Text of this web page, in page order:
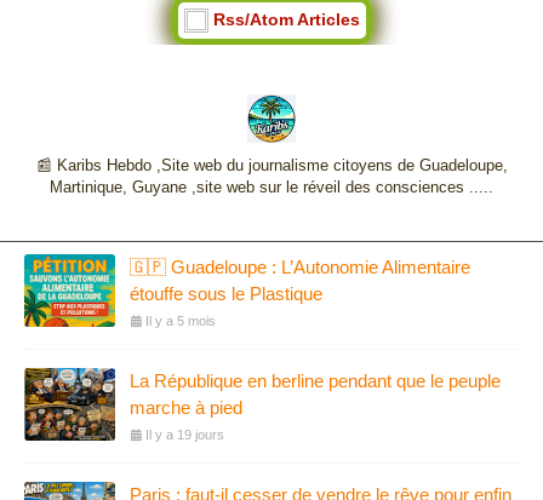
Rss/Atom Articles
📰 Karibs Hebdo ,Site web du journalisme citoyens de Guadeloupe,
Martinique, Guyane ,site web sur le réveil des consciences .....
🇬🇵 Guadeloupe : L’Autonomie Alimentaire
étouffe sous le Plastique
Il y a 5 mois
La République en berline pendant que le peuple
marche à pied
Il y a 19 jours
Paris : faut-il cesser de vendre le rêve pour enfin